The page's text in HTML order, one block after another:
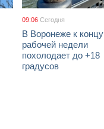
09:06 Сегодня
В Воронеже к концу
рабочей недели
похолодает до +18
градусов